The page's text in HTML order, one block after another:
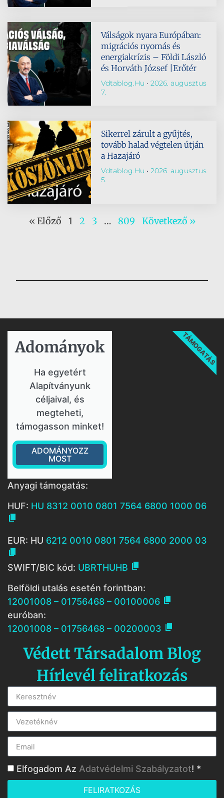
Válságok nyara Európában:
migrációs nyomás és
energiakrízis – Földi László
és Horváth József |Erőtér
Vdtablog.hu
2026. augusztus
7.
Sikerrel zárult a gyűjtés,
tovább halad végtelen útján
a Hazajáró
Vdtablog.hu
2026. augusztus
5.
« Előző 1 2 3 … 809 Következő »
Adományok​
Ha egyetért
Alapítványunk
céljaival, és
megteheti,
támogasson minket!
ADOMÁNYOZZ
MOST
TÁMOGATÁS
Anyagi támogatás:
HUF: HU 8312 0010 0801 7564 6800 1000 06

EUR: HU 6212 0010 0801 7564 6800 2000 03

SWIFT/BIC kód: UBRTHUHB 
Belföldi utalás esetén forintban:
12001008 – 01756468 – 00100006 
euróban:
12001008 – 01756468 – 00200003 
Védett Társadalom Blog
Hírlevél feliratkozás
Elfogadom Az Adatvédelmi Szabályzatot! *
FELIRATKOZÁS